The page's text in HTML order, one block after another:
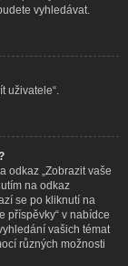
vyhledávat.
uživatele“.
odkaz „Zobrazit vaše
na odkaz
se po kliknutí na
příspěvky“ v nabídce
vašich témat
různých možnosti